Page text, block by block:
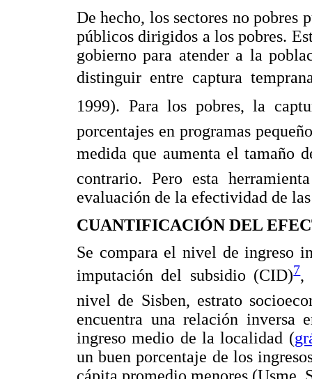
De hecho, los sectores no pobres
públicos dirigidos a los pobres.
gobierno para atender a la
distinguir entre captura
1999). Para los pobres, la
porcentajes en programas
medida que aumenta el tamaño
contrario. Pero esta
evaluación de la efectividad de
CUANTIFICACIÓN DEL
Se compara el nivel de ingreso
imputación del subsidio (CID)7,
nivel de Sisben, estrato
encuentra una relación
ingreso medio de la localidad (
un buen porcentaje de los